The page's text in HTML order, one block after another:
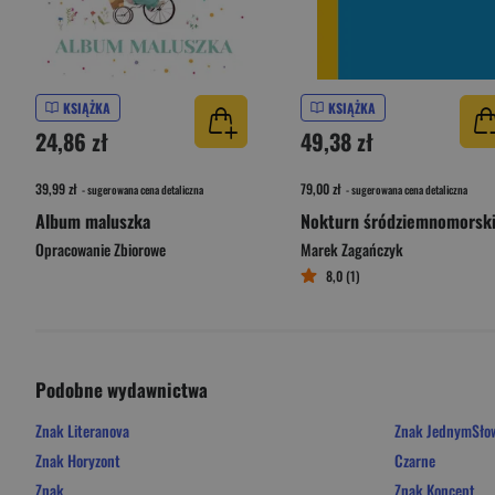
KSIĄŻKA
24,86 zł
39,99 zł - sugerowana cena detaliczna
Album maluszka
Opracowanie Zbiorowe
KSIĄŻKA
49,38 zł
79,00 zł - sugerowana cena detaliczna
Nokturn śródziemnomorski
Marek Zagańczyk
8,0 (1)
Podobne wydawnictwa
Znak Literanova
Znak Horyzont
Znak
Znak
Czarne
Znak Koncept